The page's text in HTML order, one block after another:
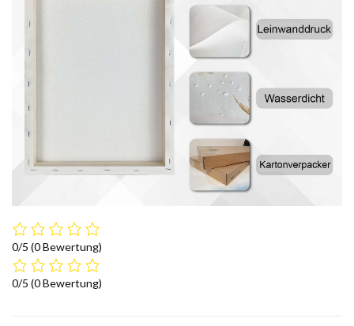
0/5 (0 Bewertung)
0/5 (0 Bewertung)